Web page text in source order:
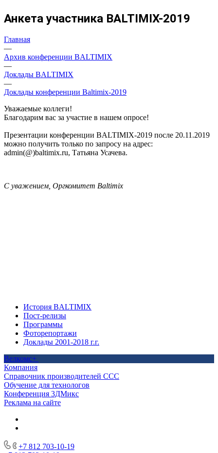
Анкета участника BALTIMIX-2019
Главная
—
Архив конференции BALTIMIX
—
Доклады BALTIMIX
—
Доклады конференции Baltimix-2019
Уважаемые коллеги!
Благодарим вас за участие в нашем опросе!
Презентации конференции BALTIMIX-2019 после 20.11.2019
можно получить только по запросу на адрес:
admin(@)baltimix.ru, Татьяна Усачева.
С уважением, Оргкомитет Baltimix
История BALTIMIX
Пост-релизы
Программы
Фоторепортажи
Доклады 2001-2018 г.г.
Велкомс+
Компания
Справочник производителей ССС
Обучение для технологов
Конференция 3ДМикс
Реклама на сайте
+7 812 703-10-19